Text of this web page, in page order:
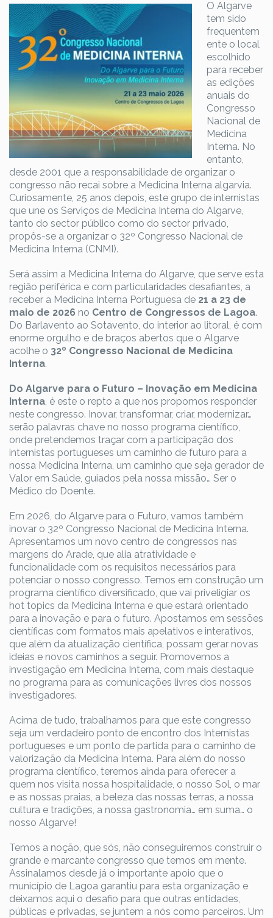
O Algarve
tem sido
frequentem
ente o local
escolhido
para receber
as edições
anuais do
Congresso
Nacional de
Medicina
Interna. No
entanto,
desde 2001 que a responsabilidade de organizar o
congresso não recai sobre a Medicina Interna algarvia.
Curiosamente, 25 anos depois, este grupo de internistas
que une os Serviços de Medicina Interna do Algarve,
tanto do sector público como do sector privado,
propôs-se a organizar o 32º Congresso Nacional de
Medicina Interna (CNMI).
Será assim a Medicina Interna do Algarve, que serve esta
região periférica e com particularidades desafiantes, a
receber a Medicina Interna Portuguesa de 21 a 23 de
maio de 2026 no Centro de Congressos de Lagoa.
Do Barlavento ao Sotavento, do interior ao litoral, é com
enorme orgulho e de braços abertos que o Algarve
acolhe o 32º Congresso Nacional de Medicina
Interna.
Do Algarve para o Futuro – Inovação em Medicina
Interna, é este o repto a que nos propomos responder
neste congresso. Inovar, transformar, criar, modernizar…
serão palavras chave no nosso programa científico,
onde pretendemos traçar com a participação dos
internistas portugueses um caminho de futuro para a
nossa Medicina Interna, um caminho que seja gerador de
Valor em Saúde, guiados pela nossa missão… Ser o
Médico do Doente.
Em 2026, do Algarve para o Futuro, vamos também
inovar o 32º Congresso Nacional de Medicina Interna.
Apresentamos um novo centro de congressos nas
margens do Arade, que alia atratividade e
funcionalidade com os requisitos necessários para
potenciar o nosso congresso. Temos em construção um
programa científico diversificado, que vai priveligiar os
hot topics da Medicina Interna e que estará orientado
para a inovação e para o futuro. Apostamos em sessões
científicas com formatos mais apelativos e interativos,
que além da atualização científica, possam gerar novas
ideias e novos caminhos a seguir. Promovemos a
investigação em Medicina Interna, com mais destaque
no programa para as comunicações livres dos nossos
investigadores.
Acima de tudo, trabalhamos para que este congresso
seja um verdadeiro ponto de encontro dos Internistas
portugueses e um ponto de partida para o caminho de
valorização da Medicina Interna. Para além do nosso
programa científico, teremos ainda para oferecer a
quem nos visita nossa hospitalidade, o nosso Sol, o mar
e as nossas praias, a beleza das nossas terras, a nossa
cultura e tradições, a nossa gastronomia… em suma… o
nosso Algarve!
Temos a noção, que sós, não conseguiremos construir o
grande e marcante congresso que temos em mente.
Assinalamos desde já o importante apoio que o
município de Lagoa garantiu para esta organização e
deixamos aqui o desafio para que outras entidades,
públicas e privadas, se juntem a nós como parceiros. Um